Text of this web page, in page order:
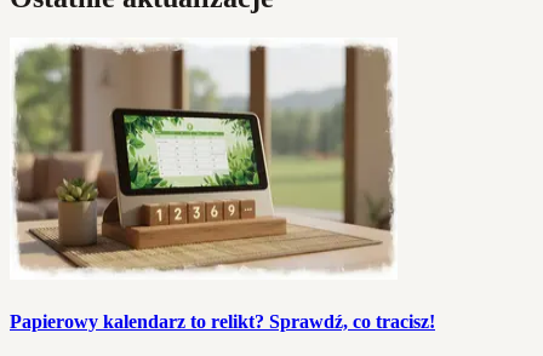
Papierowy kalendarz to relikt? Sprawdź, co tracisz!